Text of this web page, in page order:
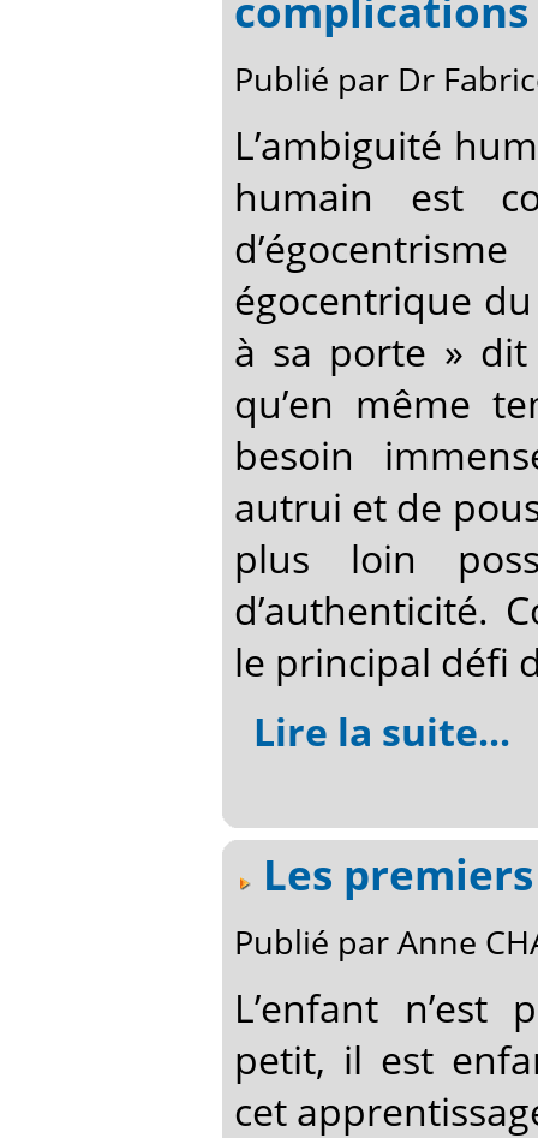
Publié par Dr
L’ambiguité
humain est
égocentrique
à sa porte »
qu’en même
besoin
autrui et de
plus loin
d’authenticité.
le principal défi
Lire la suite...
Les
Publié par Anne
L’enfant n’est
petit, il est
cet